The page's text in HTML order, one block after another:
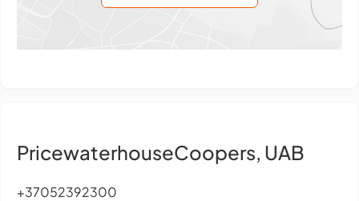
PricewaterhouseCoopers, UAB
+37052392300